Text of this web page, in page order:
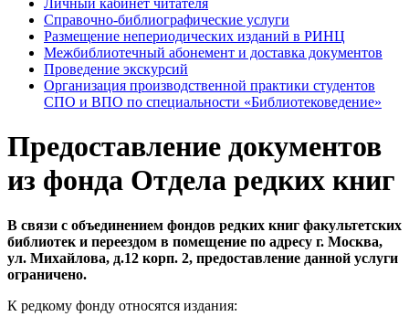
Личный кабинет читателя
Справочно-библиографические услуги
Размещение непериодических изданий в РИНЦ
Межбиблиотечный абонемент и доставка документов
Проведение экскурсий
Организация производственной практики студентов
СПО и ВПО по специальности «Библиотековедение»
Предоставление документов
из фонда Отдела редких книг
В связи с объединением фондов редких книг факультетских
библиотек и переездом в помещение по адресу г. Москва,
ул. Михайлова, д.12 корп. 2, предоставление данной услуги
ограничено.
К редкому фонду относятся издания: